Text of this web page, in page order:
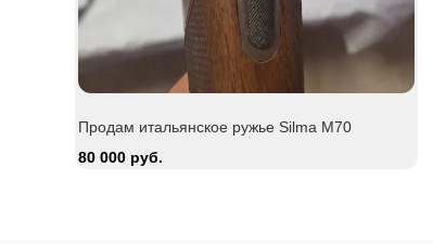
Продам итальянское ружье Silma M70
80 000 руб.